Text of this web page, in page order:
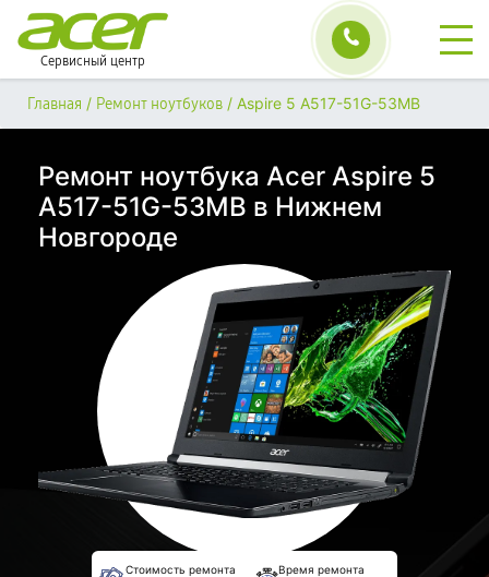
Сервисный центр
Главная / Ремонт ноутбуков / Aspire 5 A517-51G-53MB
Ремонт ноутбука Acer Aspire 5
A517-51G-53MB в Нижнем
Новгороде
Стоимость ремонта Время ремонта